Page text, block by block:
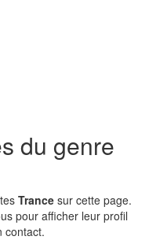
du genre
Trancesur cette page.
pour afficher leur profil
contact.